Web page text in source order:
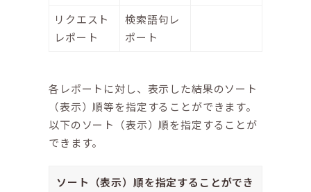
リクエスト
レポート
検索語句レ
ポート
各レポートに対し、表示した結果のソート
（表示）順等を指定することができます。
以下のソート（表示）順を指定することが
できます。
ソート（表示）順を指定することができ